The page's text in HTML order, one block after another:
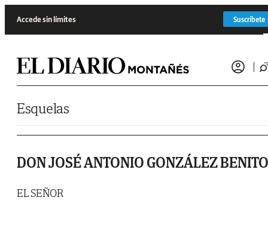
Accede sin límites Suscríbete
Esquelas
DON JOSÉ ANTONIO GONZÁLEZ BENITO
EL SEÑOR